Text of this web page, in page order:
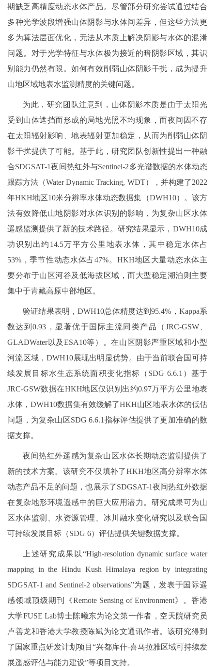
期缺乏高精度动态水体产品。尽管部分研究尝试通过结合
多种光学波段增强山体阴影与水体间差异，但这些方法更
多为算法层面优化，无法从本质上解决阴影与水体的混淆
问题。对于光学特征与水体极为接近的暗阴影区域，其识
别能力仍然有限。如何有效削弱山体阴影干扰，成为提升
山地区域地表水监测精度的关键问题。
为此，研究团队注意到，山体阴影本质是由于太阳光
受到山体遮挡而形成的局地光照不均现象，而夜间因不存
在太阳辐射影响、地表辐射更加稳定，从而为削弱山体阴
影干扰提供了可能。基于此，研究团队创新性提出一种融
合SDGSAT-1夜间热红外与Sentinel-2多光谱数据的水体动态
跟踪方法（Water Dynamic Tracking, WDT），并构建了2022
年HKH地区10米分辨率水体动态数据集（DWH10）。该方
法有效降低山地阴影对水体识别的影响，为复杂山区水体
遥感监测提供了新的技术路径。研究结果显示，DWH10成
功识别出约14.5万平方公里地表水体，其中稳定水体占
53%，季节性动态水体占47%。HKH地区大量动态水体主
要分布于山区河谷及低海拔区域，而大型稳定湖泊则主要
集中于青藏高原中部地区。
验证结果表明，DWH10总体精度达到95.4%，Kappa系
数达到0.93，显著优于国际主流同类产品（JRC-GSW、
GLADWater以及ESA10等）。在山区阴影严重区域和小型
河流区域，DWH10展现出明显优势。由于当前联合国可持
续发展目标水生态系统面积变化指标（SDG 6.6.1）基于
JRC-GSW数据在HKH地区仅识别出约0.97万平方公里地表
水体，DWH10数据集有效缓解了HKH山区地表水体的低估
问题，为复杂山区SDG 6.6.1指标评估提供了更加准确的数
据支撑。
夜间热红外遥感为复杂山区水体长期动态监测提供了
新的技术方案。该研究不仅填补了HKH地区高分辨率水体
动态产品不足的问题，也展示了SDGSAT-1夜间热红外数据
在复杂地形环境遥感中的巨大应用潜力。研究成果可为山
区水体监测、水资源管理、冰川融水变化研究以及联合国
可持续发展目标（SDG 6）评估提供关键数据支撑。
上述研究成果以“High-resolution dynamic surface water
mapping in the Hindu Kush Himalaya region by integrating
SDGSAT-1 and Sentinel-2 observations”为题，发表于国际遥
感领域顶级期刊《Remote Sensing of Environment》。香港
大学FUSE Lab博士陈曦东为论文第一作者，空天院研究员
卢善龙和香港大学教授陈斌为论文通讯作者。该研究得到
了国家重点研发计划项目“兴都库什-喜马拉雅区域可持续发
展遥感评估与能力建设”等项目支持。